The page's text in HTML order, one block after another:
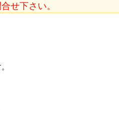
せ下さい。